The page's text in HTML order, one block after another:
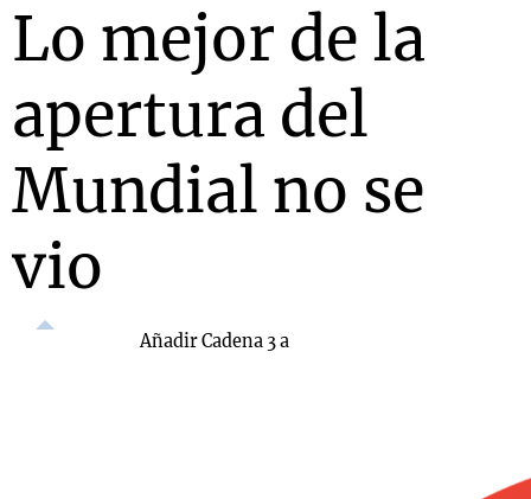
Lo mejor de la
apertura del
Mundial no se
vio
Añadir Cadena 3 a